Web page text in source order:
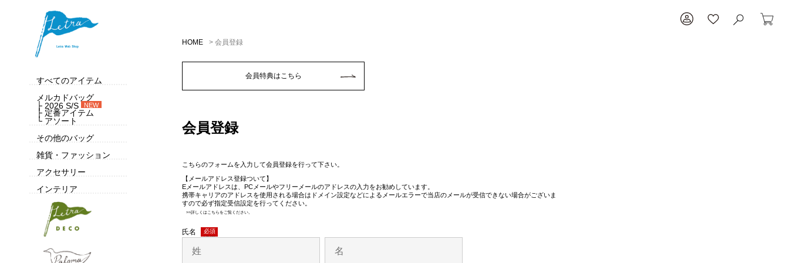
すべてのアイテム
メルカドバッグ
├ 2026 S/S
NEW
├ 定番アイテム
└ アソート
その他のバッグ
雑貨・ファッション
アクセサリー
インテリア
HOME 会員登録
会員特典はこちら
会員登録
こちらのフォームを入力して会員登録を行って下さい。
【メールアドレス登録ついて】
Eメールアドレスは、PCメールやフリーメールのアドレスの入力をお勧めしています。
携帯キャリアのアドレスを使用される場合はドメイン設定などによるメールエラーで当店のメールが受信できない場合がございま
すので必ず指定受信設定を行ってください。
>>詳しくはこちらをご覧ください。
氏名
(必須)